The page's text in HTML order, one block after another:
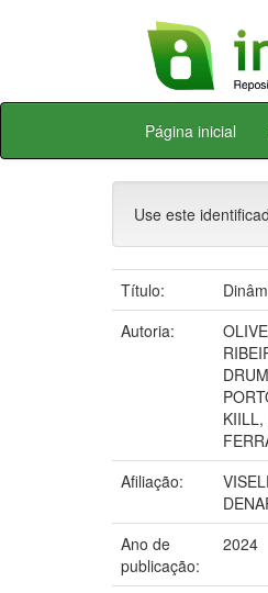
Skip
Página inicial
Use este
Título:
Autoria:
KIILL,
Afiliação:
Ano de
publicação:
2024